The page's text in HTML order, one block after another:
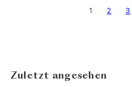
1 2 3
Zuletzt angesehen